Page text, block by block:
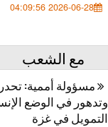
2026-06-28 04:09:56
مع الشعب
مسؤولة أممية:
وتدهور في الوضع
التمويل في غزة